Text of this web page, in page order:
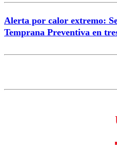
Alerta por calor extremo:
Temprana Preventiva en